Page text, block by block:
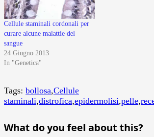
Cellule staminali cordonali per
curare alcune malattie del
sangue
24 Giugno 2013
In "Genetica"
Tags: bollosa,Cellule
staminali,distrofica,epidermolisi,pelle,
What do you feel about this?